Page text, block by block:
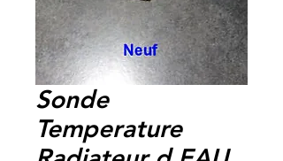
Sonde
Temperature